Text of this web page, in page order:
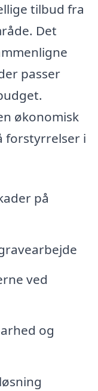
tilbud fra
Det
passer
økonomisk
forstyrrelser i
på
ved
og